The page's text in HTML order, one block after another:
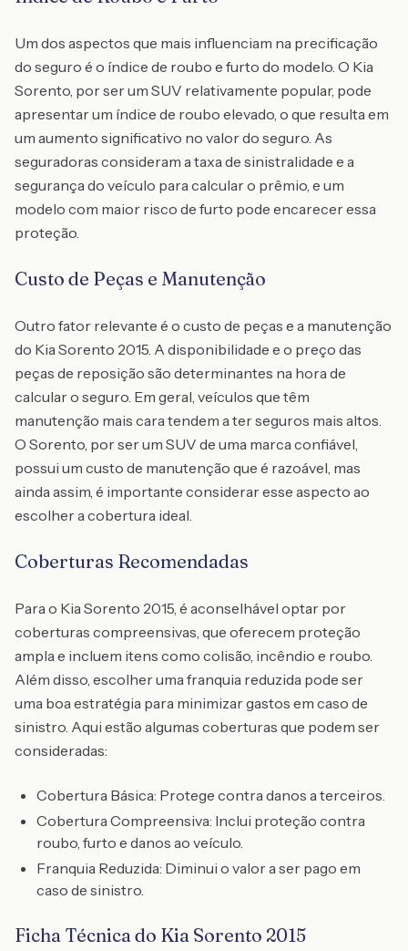
Um dos aspectos que mais influenciam na precificação
do seguro é o índice de roubo e furto do modelo. O Kia
Sorento, por ser um SUV relativamente popular, pode
apresentar um índice de roubo elevado, o que resulta em
um aumento significativo no valor do seguro. As
seguradoras consideram a taxa de sinistralidade e a
segurança do veículo para calcular o prêmio, e um
modelo com maior risco de furto pode encarecer essa
proteção.
Custo de Peças e Manutenção
Outro fator relevante é o custo de peças e a manutenção
do Kia Sorento 2015. A disponibilidade e o preço das
peças de reposição são determinantes na hora de
calcular o seguro. Em geral, veículos que têm
manutenção mais cara tendem a ter seguros mais altos.
O Sorento, por ser um SUV de uma marca confiável,
possui um custo de manutenção que é razoável, mas
ainda assim, é importante considerar esse aspecto ao
escolher a cobertura ideal.
Coberturas Recomendadas
Para o Kia Sorento 2015, é aconselhável optar por
coberturas compreensivas, que oferecem proteção
ampla e incluem itens como colisão, incêndio e roubo.
Além disso, escolher uma franquia reduzida pode ser
uma boa estratégia para minimizar gastos em caso de
sinistro. Aqui estão algumas coberturas que podem ser
consideradas:
Cobertura Básica: Protege contra danos a terceiros.
Cobertura Compreensiva: Inclui proteção contra
roubo, furto e danos ao veículo.
Franquia Reduzida: Diminui o valor a ser pago em
caso de sinistro.
Ficha Técnica do Kia Sorento 2015